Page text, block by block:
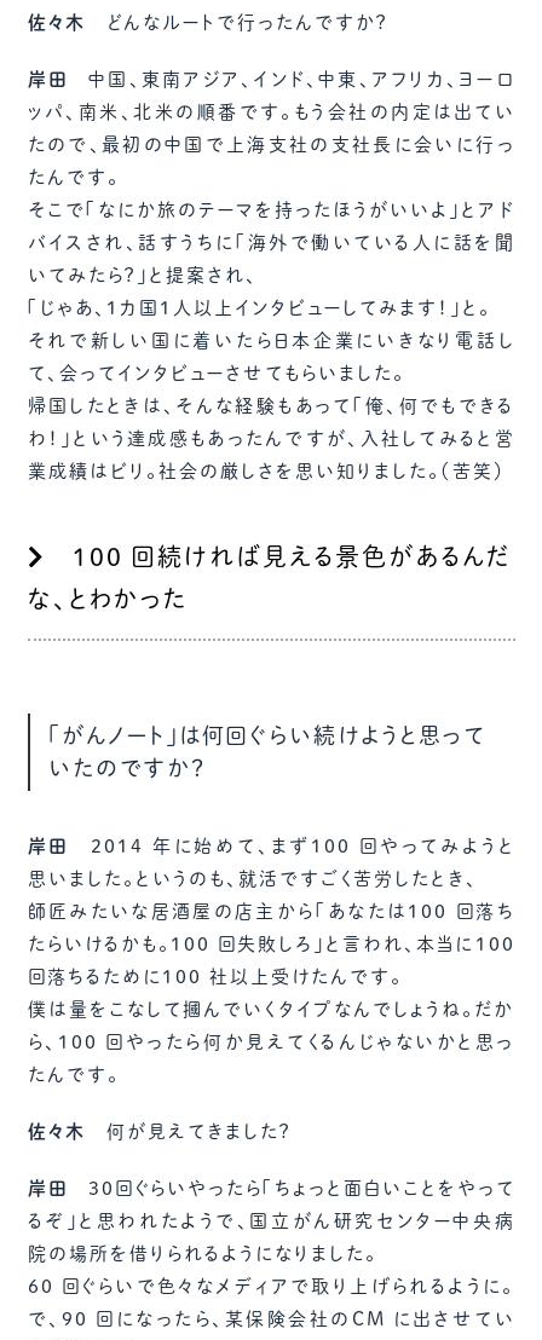
佐々木 どんなルートで行ったんですか？
岸田
中国、東南アジア、インド、中東、アフリカ、ヨーロ
ッパ、南米、北米の順番です。もう会社の内定は出てい
たので、最初の中国で上海支社の支社長に会いに行っ
たんです。
そこで「なにか旅のテーマを持ったほうがいいよ」とアド
バイスされ、話すうちに「海外で働いている人に話を聞
いてみたら？」と提案され、
「じゃあ、1カ国1人以上インタビューしてみます！」と。
それで新しい国に着いたら日本企業にいきなり電話し
て、会ってインタビューさせてもらいました。
帰国したときは、そんな経験もあって「俺、何でもできる
わ！」という達成感もあったんですが、入社してみると営
業成績はビリ。社会の厳しさを思い知りました。（苦笑）
100 回続ければ見える景色があるんだ
な、とわかった
「がんノート」は何回ぐらい続けようと思って
いたのですか？
岸田
2014 年に始めて、まず100 回やってみようと
思いました。というのも、就活ですごく苦労したとき、
師匠みたいな居酒屋の店主から「あなたは100 回落ち
たらいけるかも。100 回失敗しろ」と言われ、本当に100
回落ちるために100 社以上受けたんです。
僕は量をこなして摑んでいくタイプなんでしょうね。だか
ら、100 回やったら何か見えてくるんじゃないかと思っ
たんです。
佐々木 何が見えてきました？
岸田 30回ぐらいやったら「ちょっと面白いことをやって
るぞ」と思われたようで、国立がん研究センター中央病
院の場所を借りられるようになりました。
60 回ぐらいで色々なメディアで取り上げられるように。
で、90 回になったら、某保険会社のCM に出させてい